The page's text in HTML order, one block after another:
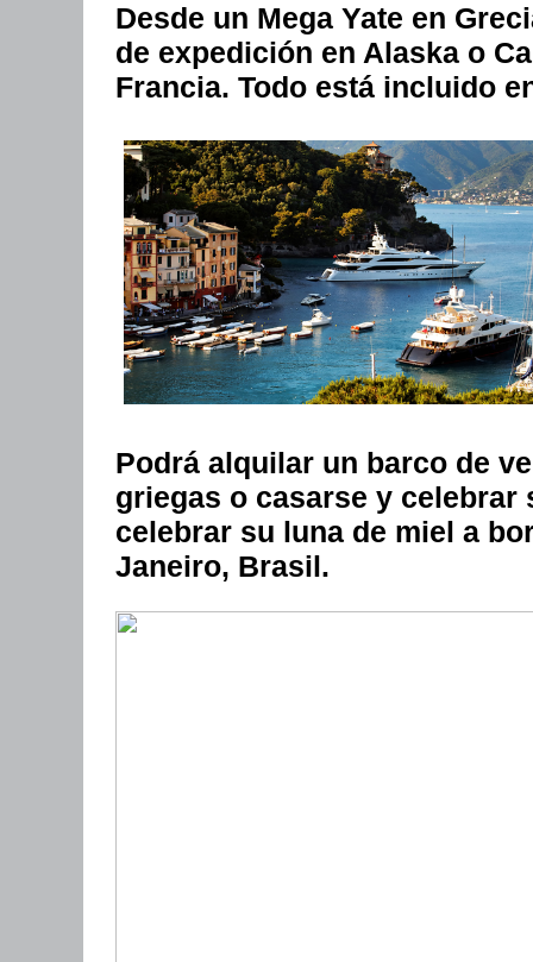
Desde un Mega Yate en
de expedición en Alaska o
Francia. Todo está incluido
Podrá alquilar un barco de
griegas o casarse y celebrar
celebrar su luna de miel a
Janeiro, Brasil.